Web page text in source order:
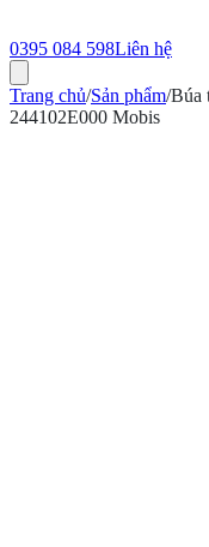
0395 084 598Liên hệ
Trang chủ/Sản phẩm/Búa
244102E000 Mobis